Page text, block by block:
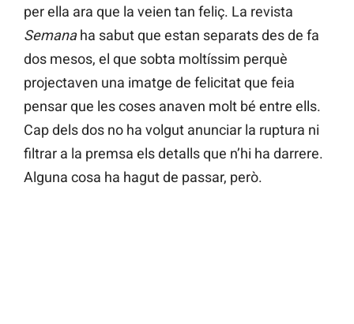
per ella ara que la veien tan feliç. La revista
Semanaha sabut que estan separats des de fa
dos mesos, el que sobta moltíssim perquè
projectaven una imatge de felicitat que feia
pensar que les coses anaven molt bé entre ells.
Cap dels dos no ha volgut anunciar la ruptura ni
filtrar a la premsa els detalls que n’hi ha darrere.
Alguna cosa ha hagut de passar, però.